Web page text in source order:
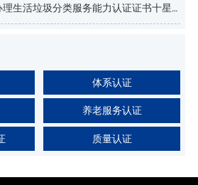
生活垃圾分类服务能力认证证书十星
意义
体系认证
养老服务认证
质量认证